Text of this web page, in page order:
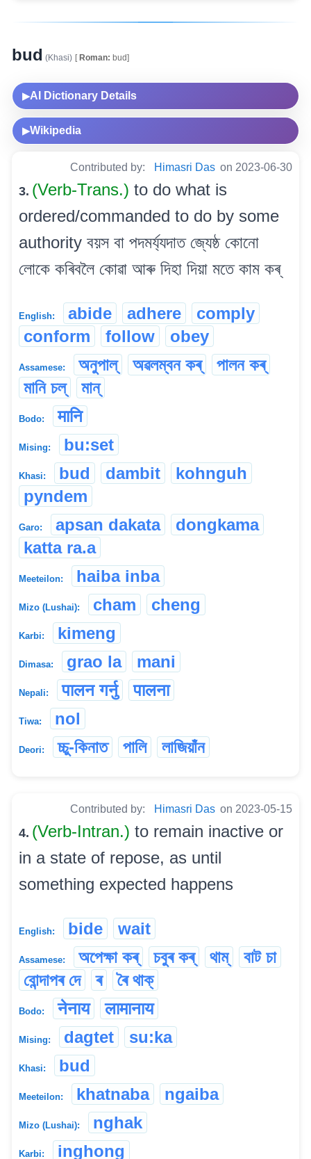
bud (Khasi) [Roman: bud]
▶AI Dictionary Details
▶Wikipedia
Contributed by: Himasri Das on 2023-06-30
3. (Verb-Trans.) to do what is
ordered/commanded to do by some
authority বয়স বা পদমৰ্য্যদাত জ্যেষ্ঠ কোনো
লোকে কৰিবলৈ কোৱা আৰু দিহা দিয়া মতে কাম কৰ্
English: abide adhere
comply
conform
follow obey
Assamese: অনুপাল্ অৱলম্বন কৰ্
পালন কৰ্
মানি চল্
মান্
Bodo: मानि
Mising: bu:set
Khasi: bud dambit
kohnguh
pyndem
Garo: apsan dakata
dongkama
katta ra.a
Meeteilon: haiba inba
Mizo (Lushai): cham cheng
Karbi: kimeng
Dimasa: grao la mani
Nepali: पालन गर्नु पालना
Tiwa: nol
Deori: চ্চু-কিনাত পালি লাজিয়াঁন
Contributed by: Himasri Das on 2023-05-15
4. (Verb-Intran.) to remain inactive or
in a state of repose, as until
something expected happens
English: bide wait
Assamese: অপেক্ষা কৰ্ চবুৰ কৰ্ থাম্
বাট চা
বোন্দাপৰ দে
ৰ ৰৈ থাক্
Bodo: नेनाय लामानाय
Mising: dagtet su:ka
Khasi: bud
Meeteilon: khatnaba ngaiba
Mizo (Lushai): nghak
Karbi: inghong